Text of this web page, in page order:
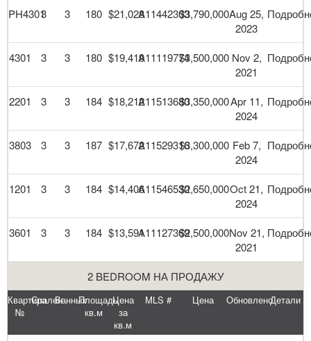
PH4301
3 3 180 $21,028A11442303$3,790,000Aug 25,
2023
4301 3 3 180 $19,419A11119774$3,500,000 Nov 2,
2021
2201 3 3 184 $18,212A11513680$3,350,000Apr 11,
2024
3803 3 3 187 $17,672A11529316$3,300,000 Feb 7,
2024
1201 3 3 184 $14,406A11546530$2,650,000Oct 21,
2024
3601 3 3 184 $13,591A11127369$2,500,000Nov 21,
2021
2 BEDROOM НА ПРОДАЖУ
Квартира
№
СпаленВанныхПлощадь
кв.м
Цена
за
кв.м
MLS # Цена ОбновленоДетали